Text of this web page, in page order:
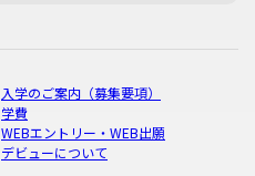
入学のご案内（募集要項）
学費
WEBエントリー・WEB出願
デビューについて